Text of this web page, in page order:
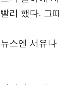
빨리 했다. 그
뉴스엔 서유나